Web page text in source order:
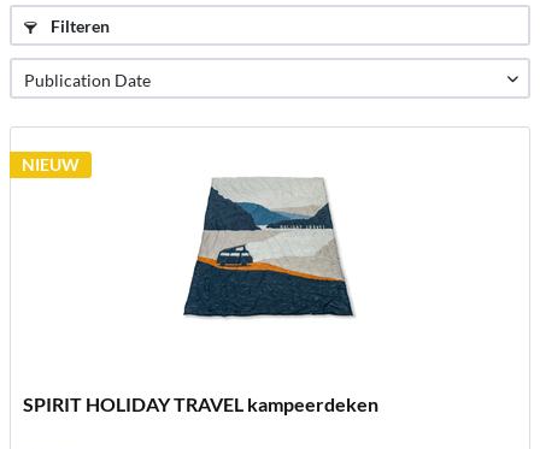
Filteren
NIEUW
SPIRIT HOLIDAY TRAVEL kampeerdeken